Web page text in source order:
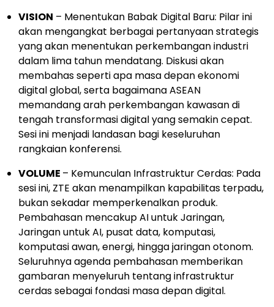
VISION – Menentukan Babak Digital Baru: Pilar ini
akan mengangkat berbagai pertanyaan strategis
yang akan menentukan perkembangan industri
dalam lima tahun mendatang. Diskusi akan
membahas seperti apa masa depan ekonomi
digital global, serta bagaimana ASEAN
memandang arah perkembangan kawasan di
tengah transformasi digital yang semakin cepat.
Sesi ini menjadi landasan bagi keseluruhan
rangkaian konferensi.
VOLUME – Kemunculan Infrastruktur Cerdas: Pada
sesi ini, ZTE akan menampilkan kapabilitas terpadu,
bukan sekadar memperkenalkan produk.
Pembahasan mencakup AI untuk Jaringan,
Jaringan untuk AI, pusat data, komputasi,
komputasi awan, energi, hingga jaringan otonom.
Seluruhnya agenda pembahasan memberikan
gambaran menyeluruh tentang infrastruktur
cerdas sebagai fondasi masa depan digital.